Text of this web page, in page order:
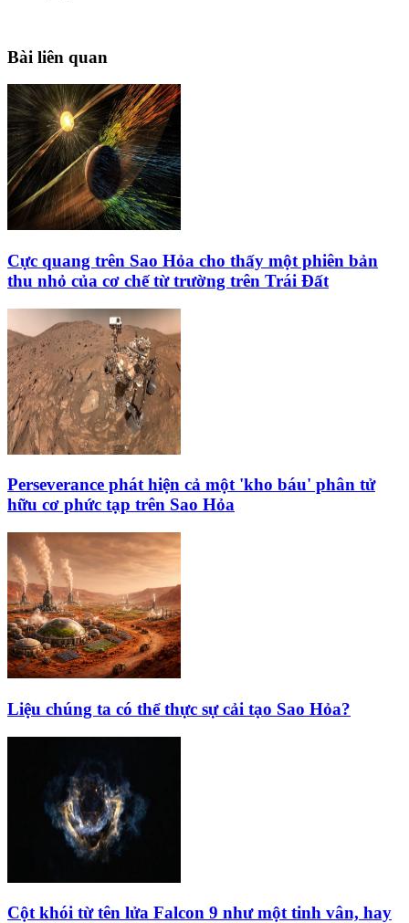
Bài liên quan
Cực quang trên Sao Hỏa cho thấy một phiên bản
thu nhỏ của cơ chế từ trường trên Trái Đất
Perseverance phát hiện cả một 'kho báu' phân tử
hữu cơ phức tạp trên Sao Hỏa
Liệu chúng ta có thể thực sự cải tạo Sao Hỏa?
Cột khói từ tên lửa Falcon 9 như một tinh vân, hay